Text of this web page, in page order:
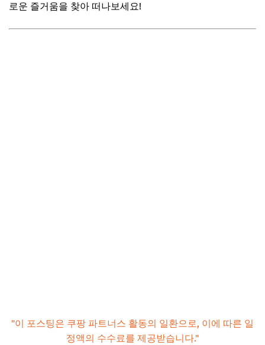
로운 즐거움을 찾아 떠나보세요!
"이 포스팅은 쿠팡 파트너스 활동의 일환으로, 이에 따른 일
정액의 수수료를 제공받습니다."